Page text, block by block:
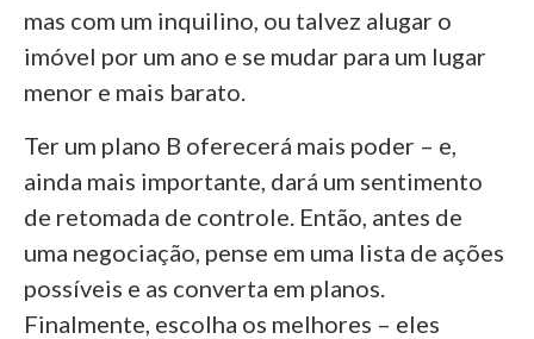
mas com um inquilino, ou talvez alugar o
imóvel por um ano e se mudar para um lugar
menor e mais barato.
Ter um plano B oferecerá mais poder – e,
ainda mais importante, dará um sentimento
de retomada de controle. Então, antes de
uma negociação, pense em uma lista de ações
possíveis e as converta em planos.
Finalmente, escolha os melhores – eles